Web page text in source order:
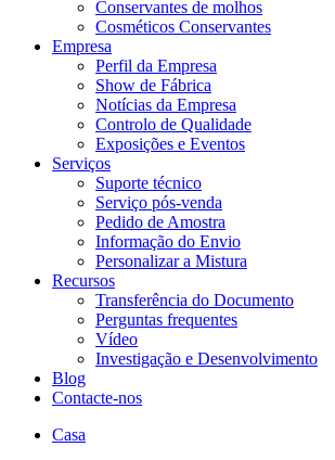
Conservantes de molhos
Cosméticos Conservantes
Empresa
Perfil da Empresa
Show de Fábrica
Notícias da Empresa
Controlo de Qualidade
Exposições e Eventos
Serviços
Suporte técnico
Serviço pós-venda
Pedido de Amostra
Informação do Envio
Personalizar a Mistura
Recursos
Transferência do Documento
Perguntas frequentes
Vídeo
Investigação e Desenvolvimento
Blog
Contacte-nos
Casa